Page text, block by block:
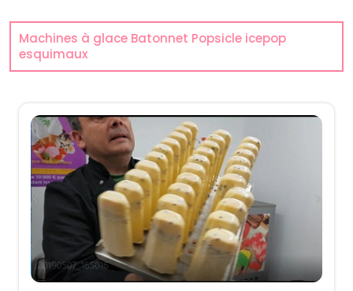
Machines à glace Batonnet Popsicle icepop
esquimaux